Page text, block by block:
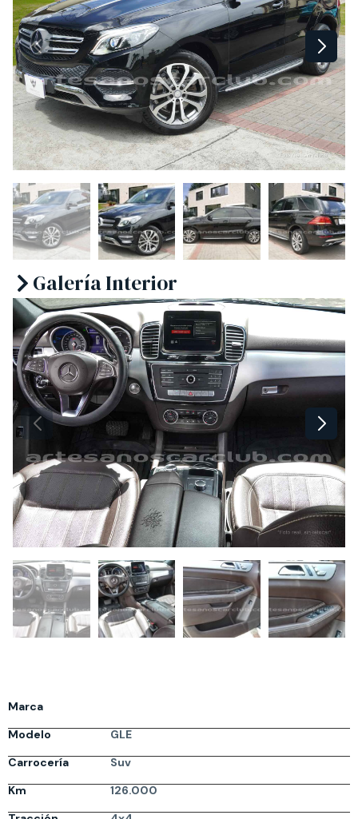
Galería Interior
Marca
Modelo
GLE
Carrocería
Suv
Km
126.000